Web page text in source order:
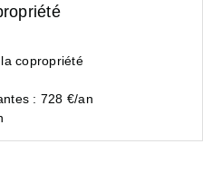
copropriété
: 728 €/an